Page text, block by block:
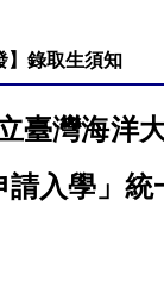
】錄取生須知
臺灣海洋
請入學」統